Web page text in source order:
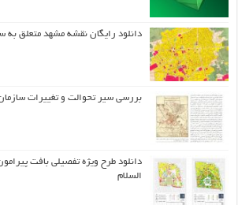
دانلود رایگان نقشه مشهد متعلق به سال
بررسی سیر تحوالت و تغییرات
دانلود طرح ويژه تفصيلي بافت
السلام